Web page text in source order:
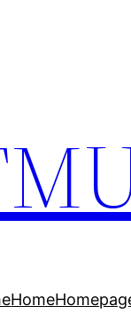
Home